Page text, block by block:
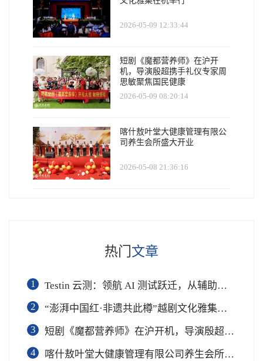
2026-05-09 12:33:44
短剧《魔都营养师》在沪开
机，导演殷超携手礼仪专家周
思敏聚焦国民健康
2026-05-09 08:20:14
喀什敖叶堂大健康管理有限公
司养生会所盛大开业
2026-05-08 21:36:16
热门 文章
1
Testin 云测：领航 AI 测试跃迁，从辅助工具到软件工程基础设施
2
“澎湃中国红·非遗共此樽”越剧文化雅集在杭举行
3
短剧《魔都营养师》在沪开机，导演殷超携手礼仪专家周思敏聚焦国民健康
4
喀什敖叶堂大健康管理有限公司养生会所盛大开业